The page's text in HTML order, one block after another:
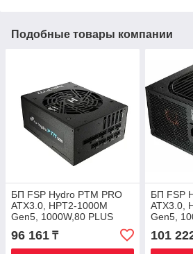
Подобные товары компании
БП FSP Hydro PTM PRO
ATX3.0, HPT2-1000M
Gen5, 1000W,80 PLUS
ATX12V V3.0, PCIe 5.0, Bla
96 161 ₸
БП FSP
ATX3.0,
Gen5,
5.0,Blac
101